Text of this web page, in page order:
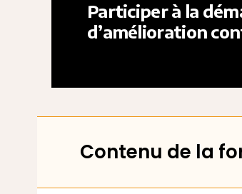
Participer à la
d’amélioration
Contenu de la